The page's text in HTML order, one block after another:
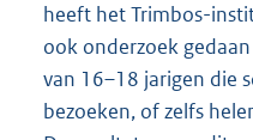
heeft het Trimbos-
ook onderzoek
van 16–18 jarigen die
bezoeken, of zelfs